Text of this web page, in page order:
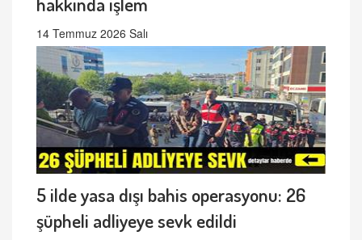
14 Temmuz 2026 Salı
5 ilde yasa dışı bahis operasyonu: 26
şüpheli adliyeye sevk edildi